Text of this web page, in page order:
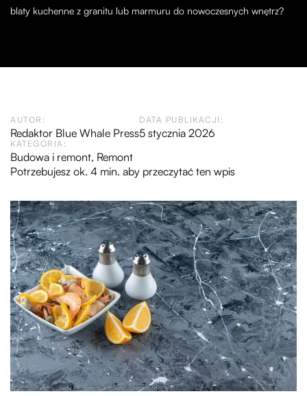
blaty kuchenne z granitu lub marmuru do nowoczesnych wnętrz?
AUTOR:
Redaktor Blue Whale Press
DATA PUBLIKACJI:
5 stycznia 2026
KATEGORIA:
Budowa i remont, Remont
Potrzebujesz ok. 4 min. aby przeczytać ten wpis